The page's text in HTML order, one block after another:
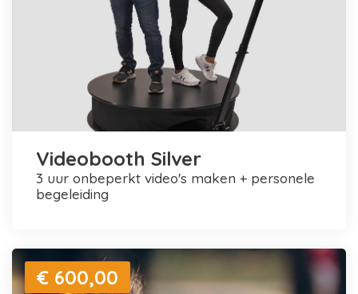
Videobooth Silver
3 uur onbeperkt video's maken + personele
begeleiding
€ 600,00